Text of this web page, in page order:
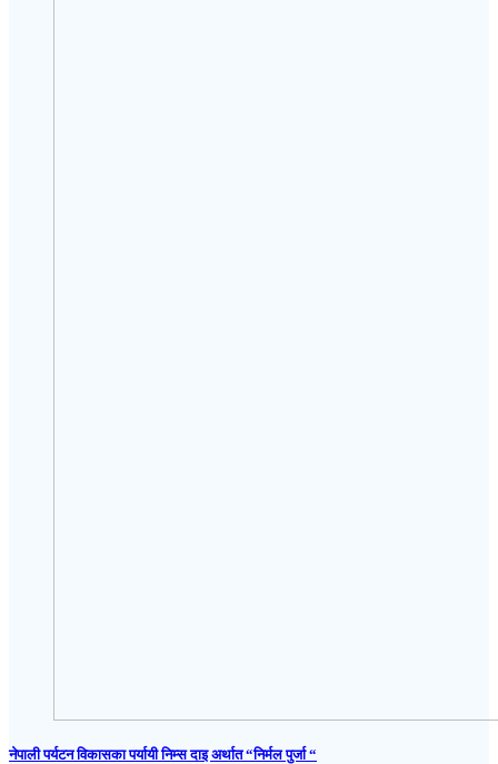
नेपाली पर्यटन विकासका पर्यायी निम्स दाइ अर्थात “निर्मल पुर्जा “